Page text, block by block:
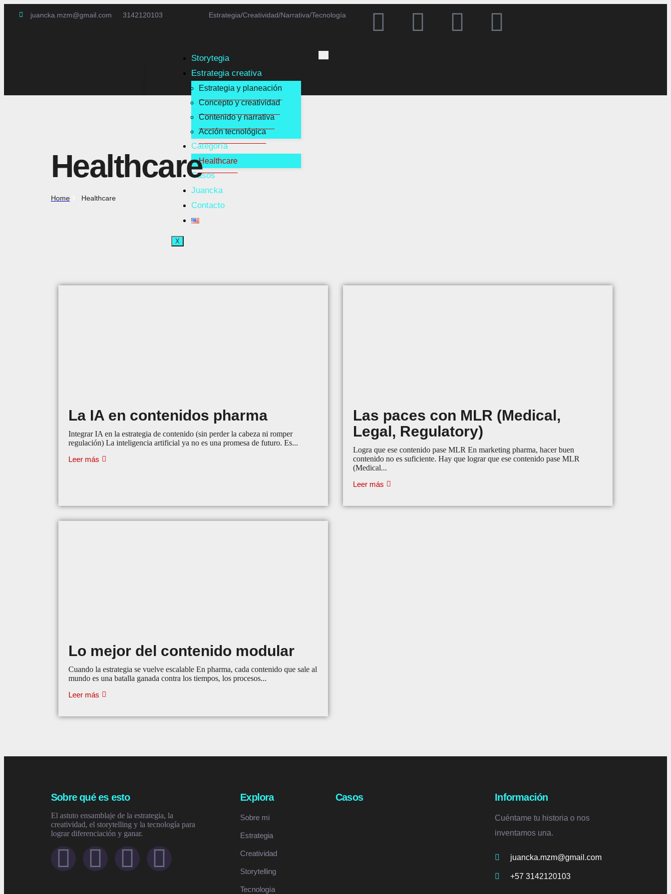
juancka.mzm@gmail.com 3142120103 Estrategia/Creatividad/Narrativa/Tecnología
Storytegia
Estrategia creativa
Estrategia y planeación
Concepto y creatividad
Contenido y narrativa
Acción tecnológica
Categoría
Healthcare
Casos
Juancka
Contacto
X
Healthcare
Home Healthcare
La IA en contenidos pharma
Integrar IA en la estrategia de contenido (sin perder la cabeza ni romper
regulación) La inteligencia artificial ya no es una promesa de futuro. Es...
Leer más
Las paces con MLR (Medical,
Legal, Regulatory)
Logra que ese contenido pase MLR En marketing pharma, hacer buen
contenido no es suficiente. Hay que lograr que ese contenido pase MLR
(Medical...
Leer más
Lo mejor del contenido modular
Cuando la estrategia se vuelve escalable En pharma, cada contenido que sale al
mundo es una batalla ganada contra los tiempos, los procesos...
Leer más
Sobre qué es esto
El astuto ensamblaje de la estrategia, la
creatividad, el storytelling y la tecnología para
lograr diferenciación y ganar.
Explora
Sobre mi
Estrategia
Creatividad
Storytelling
Tecnología
Casos Información
Cuéntame tu historia o nos
inventamos una.
juancka.mzm@gmail.com
+57 3142120103